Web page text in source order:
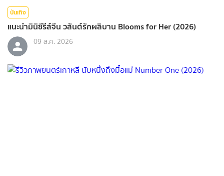
บันเทิง
แนะนำมินิซีรีส์จีน วสันต์รักผลิบาน Blooms for Her (2026)
09 ส.ค. 2026